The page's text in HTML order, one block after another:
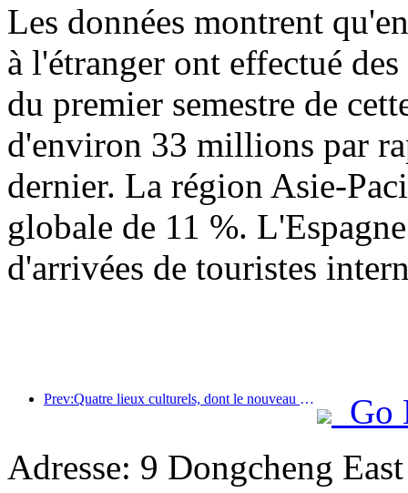
Les données montrent
à l'étranger ont effectué
du premier semestre de
d'environ 33 millions par
dernier. La région Asie-
globale de 11 %.
d'arrivées de touristes
Prev:Quatre lieux culturels, dont le nouveau « Jinling Poetry Hall » dans la zone panoramique du lac Xuanwu à Nanjing, ont officiellement ouvert leurs portes.
Go
Adresse: 9 Dongcheng